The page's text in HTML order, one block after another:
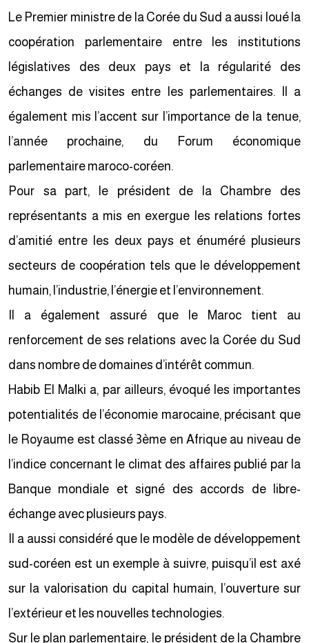
Le Premier ministre de la Corée du Sud a aussi loué la
coopération parlementaire entre les institutions
législatives des deux pays et la régularité des
échanges de visites entre les parlementaires. Il a
également mis l’accent sur l’importance de la tenue,
l’année prochaine, du Forum économique
parlementaire maroco-coréen.
Pour sa part, le président de la Chambre des
représentants a mis en exergue les relations fortes
d’amitié entre les deux pays et énuméré plusieurs
secteurs de coopération tels que le développement
humain, l’industrie, l’énergie et l’environnement.
Il a également assuré que le Maroc tient au
renforcement de ses relations avec la Corée du Sud
dans nombre de domaines d’intérêt commun.
Habib El Malki a, par ailleurs, évoqué les importantes
potentialités de l’économie marocaine, précisant que
le Royaume est classé 3ème en Afrique au niveau de
l’indice concernant le climat des affaires publié par la
Banque mondiale et signé des accords de libre-
échange avec plusieurs pays.
Il a aussi considéré que le modèle de développement
sud-coréen est un exemple à suivre, puisqu’il est axé
sur la valorisation du capital humain, l’ouverture sur
l’extérieur et les nouvelles technologies.
Sur le plan parlementaire, le président de la Chambre